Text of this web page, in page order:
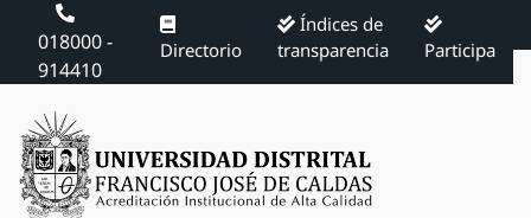
018000 -
914410
Directorio
Índices de
transparencia
Participa